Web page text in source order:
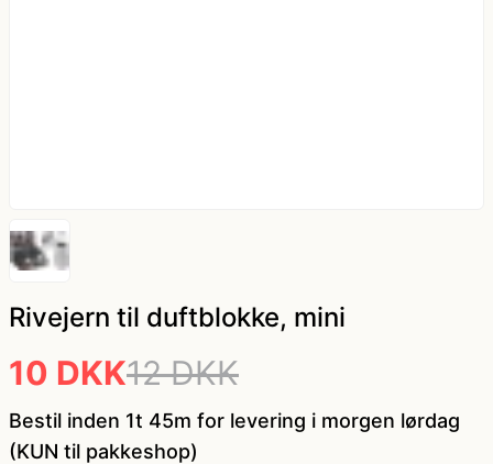
Græsk gud kostume
Hatte og masker
Hawaii skjorte og kostumer
Hippie tøj
Vinter
Rivejern til duftblokke, mini
10 DKK12 DKK
Bestil inden 1t 45m for levering i morgen lørdag
(KUN til pakkeshop)